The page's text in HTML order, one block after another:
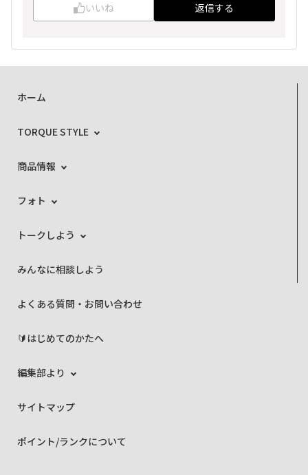
いいね 返信する
ホーム
TORQUE STYLE
商品情報
フォト
トークしよう
みんなに相談しよう
よくある質問・お問い合わせ
🔰はじめてのかたへ
編集部より
サイトマップ
ポイント/ランクについて